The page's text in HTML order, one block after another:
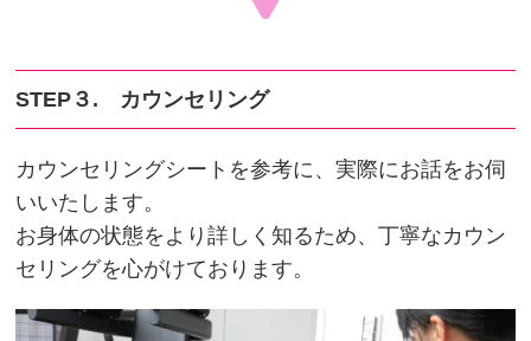
STEP３. カウンセリング
カウンセリングシートを参考に、実際にお話をお伺
いいたします。
お身体の状態をより詳しく知るため、丁寧なカウン
セリングを心がけております。